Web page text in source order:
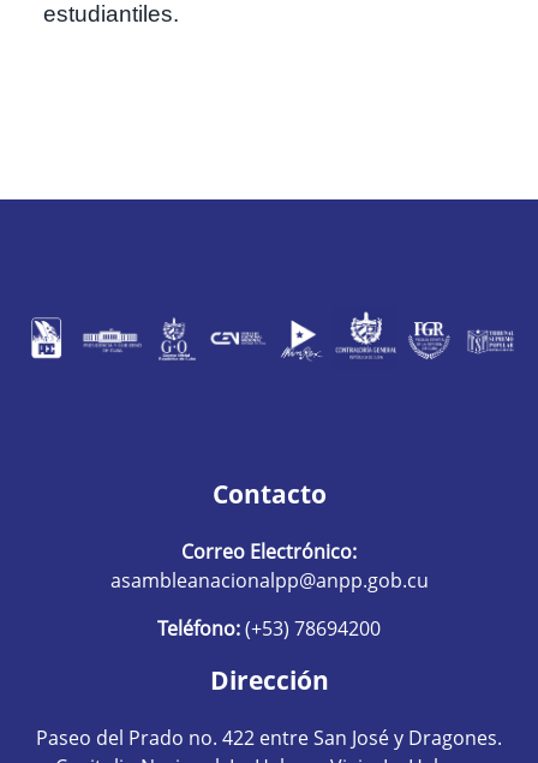
estudiantiles.
Contacto
Correo Electrónico:
asambleanacionalpp@anpp.gob.cu
Teléfono:(+53) 78694200
Dirección
Paseo del Prado no. 422 entre San José y Dragones.